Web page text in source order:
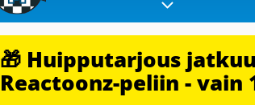
🎁 Huipputarjous
Reactoonz-peliin - vain